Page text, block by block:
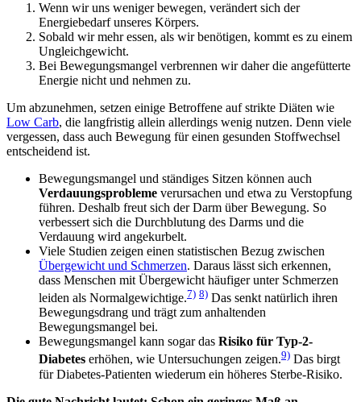
Wenn wir uns weniger bewegen, verändert sich der
Energiebedarf unseres Körpers.
Sobald wir mehr essen, als wir benötigen, kommt es zu einem
Ungleichgewicht.
Bei Bewegungsmangel verbrennen wir daher die angefütterte
Energie nicht und nehmen zu.
Um abzunehmen, setzen einige Betroffene auf strikte Diäten wie
Low Carb, die langfristig allein allerdings wenig nutzen. Denn viele
vergessen, dass auch Bewegung für einen gesunden Stoffwechsel
entscheidend ist.
Bewegungsmangel und ständiges Sitzen können auch
Verdauungsprobleme verursachen und etwa zu Verstopfung
führen. Deshalb freut sich der Darm über Bewegung. So
verbessert sich die Durchblutung des Darms und die
Verdauung wird angekurbelt.
Viele Studien zeigen einen statistischen Bezug zwischen
Übergewicht und Schmerzen. Daraus lässt sich erkennen,
dass Menschen mit Übergewicht häufiger unter Schmerzen
leiden als Normalgewichtige.7) 8) Das senkt natürlich ihren
Bewegungsdrang und trägt zum anhaltenden
Bewegungsmangel bei.
Bewegungsmangel kann sogar das Risiko für Typ-2-
Diabetes erhöhen, wie Untersuchungen zeigen.9) Das birgt
für Diabetes-Patienten wiederum ein höheres Sterbe-Risiko.